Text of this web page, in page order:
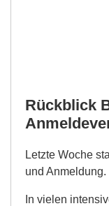
Rückblick
Letzte Woche
und Anmeldung.
In vielen